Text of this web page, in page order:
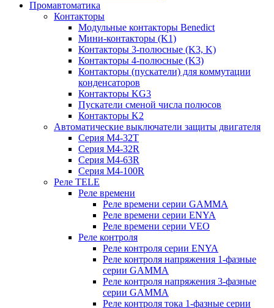
Промавтоматика
Контакторы
Модульные контакторы Benedict
Мини-контакторы (K1)
Контакторы 3-полюсные (K3, K)
Контакторы 4-полюсные (K3)
Контакторы (пускатели) для коммутации
конденсаторов
Контакторы KG3
Пускатели сменой числа полюсов
Контакторы K2
Автоматические выключатели защиты двигателя
Серия M4-32T
Серия M4-32R
Серия M4-63R
Серия M4-100R
Реле TELE
Реле времени
Реле времени серии GAMMA
Реле времени серии ENYA
Реле времени серии VEO
Реле контроля
Реле контроля серии ENYA
Реле контроля напряжения 1-фазные
серии GAMMA
Реле контроля напряжения 3-фазные
серии GAMMA
Реле контроля тока 1-фазные серии